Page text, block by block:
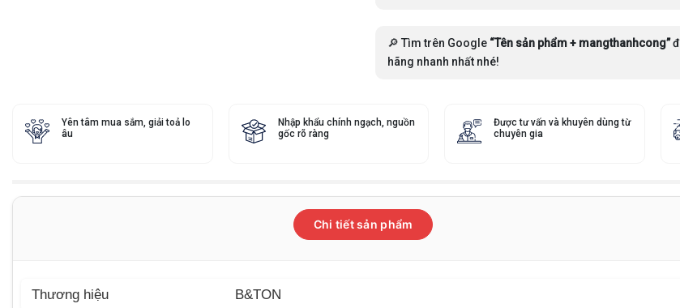
🔎 Tìm trên Google “Tên sản phẩm + mangthanhcong”
hãng nhanh nhất nhé!
Yên tâm mua sắm, giải toả lo
âu
Nhập khẩu chính ngạch, nguồn
gốc rõ ràng
Được tư vấn và khuyên dùng từ
chuyên gia
Chi tiết sản phẩm
Thương hiệu B&TON